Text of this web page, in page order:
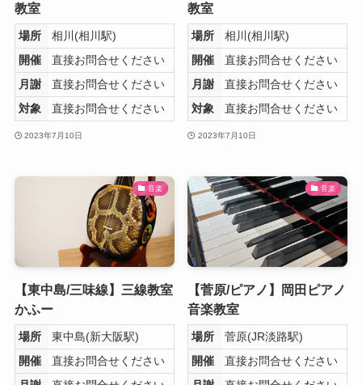
教室
場所
相川(相川駅)
開催
直接お問合せください
月謝
直接お問合せください
対象
直接お問合せください
2023年7月10日
教室
場所
相川(相川駅)
開催
直接お問合せください
月謝
直接お問合せください
対象
直接お問合せください
2023年7月10日
音楽
【東中島/三味線】三線教室
かふー
場所
東中島(新大阪駅)
開催
直接お問合せください
音楽
【菅原/ピアノ】岡田ピアノ
音楽教室
場所
菅原(JR淡路駅)
開催
直接お問合せください